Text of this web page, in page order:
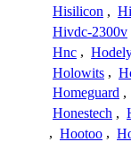
Hisilicon ,
Hivdc-2300v
Hnc ,
Holowits ,
Homeguard ,
Honestech ,
, Hootoo ,